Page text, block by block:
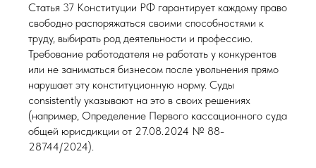
Статья 37 Конституции РФ гарантирует каждому право
свободно распоряжаться своими способностями к
труду, выбирать род деятельности и профессию.
Требование работодателя не работать у конкурентов
или не заниматься бизнесом после увольнения прямо
нарушает эту конституционную норму. Суды
consistently указывают на это в своих решениях
(например, Определение Первого кассационного суда
общей юрисдикции от 27.08.2024 № 88-
28744/2024).